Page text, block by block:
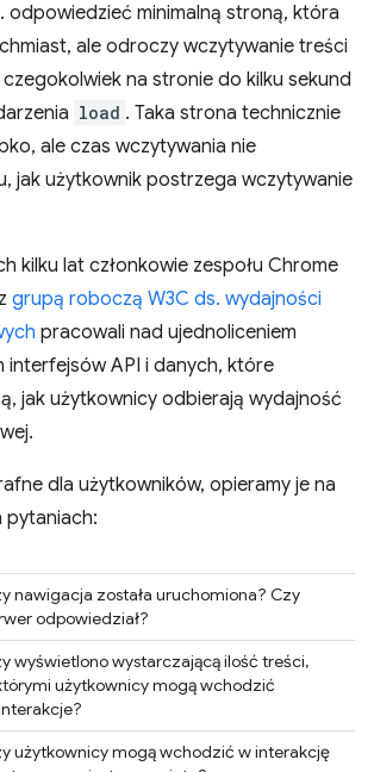
odpowiedzieć minimalną stroną, która
ale odroczy wczytywanie treści
na stronie do kilku sekund
load . Taka strona technicznie
ale czas wczytywania nie
jak użytkownik postrzega wczytywanie
kilku lat członkowie zespołu Chrome
grupą roboczą W3C ds. wydajności
pracowali nad ujednoliceniem
interfejsów API i danych, które
jak użytkownicy odbierają wydajność
dla użytkowników, opieramy je na
pytaniach:
nawigacja została uruchomiona? Czy
odpowiedział?
wyświetlono wystarczającą ilość treści,
użytkownicy mogą wchodzić
użytkownicy mogą wchodzić w interakcję